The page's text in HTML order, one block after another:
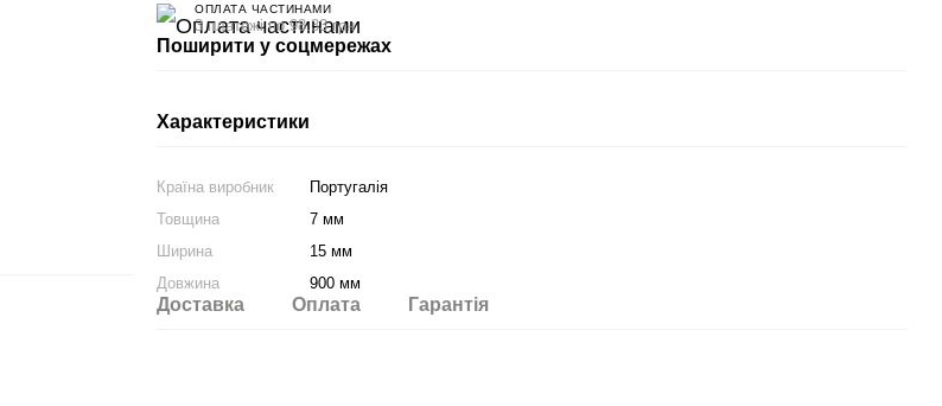
ОПЛАТА ЧАСТИНАМИ
3 платежі по 98.33 грн
Поширити у соцмережах
Характеристики
Країна виробник
Португалія
Товщина
7 мм
Ширина
15 мм
Довжина
900 мм
Доставка Оплата Гарантія